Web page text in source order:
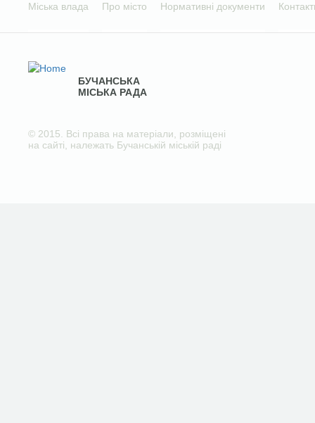
Міська влада Про місто Нормативні документи
БУЧАНСЬКА
МІСЬКА РАДА
© 2015. Всі права на матеріали, розміщені
на сайті, належать Бучанській міській раді